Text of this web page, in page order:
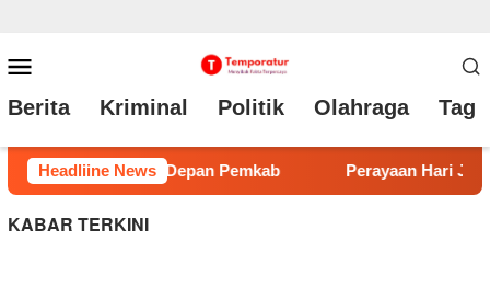
ke
konten
Mobile
Berita Kriminal Politik Olahraga Tag
Headliine News
Hari Jadi Kabupaten Bekasi, Dispar Gelar Festival ‘Gebrak
KABAR TERKINI